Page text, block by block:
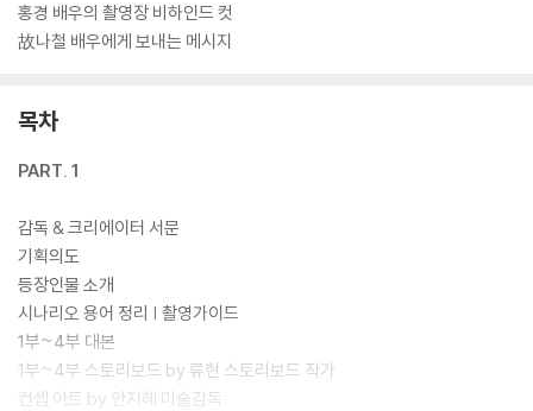
홍경 배우의 촬영장 비하인드 컷
故나철 배우에게 보내는 메시지
목차
PART. 1
감독 & 크리에이터 서문
기획의도
등장인물 소개
시나리오 용어 정리 | 촬영가이드
1부~4부 대본
1부~4부 스토리보드 by 류현 스토리보드 작가
컨셉 아트 by 안지혜 미술감독